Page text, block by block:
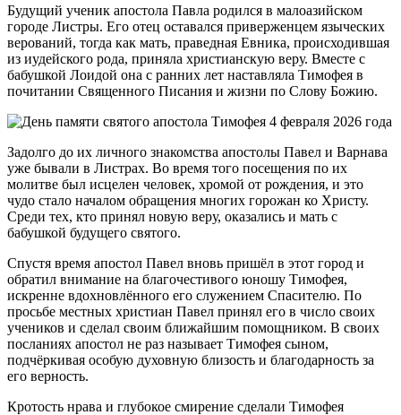
Будущий ученик апостола Павла родился в малоазийском
городе Листры. Его отец оставался приверженцем языческих
верований, тогда как мать, праведная Евника, происходившая
из иудейского рода, приняла христианскую веру. Вместе с
бабушкой Лоидой она с ранних лет наставляла Тимофея в
почитании Священного Писания и жизни по Слову Божию.
Задолго до их личного знакомства апостолы Павел и Варнава
уже бывали в Листрах. Во время того посещения по их
молитве был исцелен человек, хромой от рождения, и это
чудо стало началом обращения многих горожан ко Христу.
Среди тех, кто принял новую веру, оказались и мать с
бабушкой будущего святого.
Спустя время апостол Павел вновь пришёл в этот город и
обратил внимание на благочестивого юношу Тимофея,
искренне вдохновлённого его служением Спасителю. По
просьбе местных христиан Павел принял его в число своих
учеников и сделал своим ближайшим помощником. В своих
посланиях апостол не раз называет Тимофея сыном,
подчёркивая особую духовную близость и благодарность за
его верность.
Кротость нрава и глубокое смирение сделали Тимофея